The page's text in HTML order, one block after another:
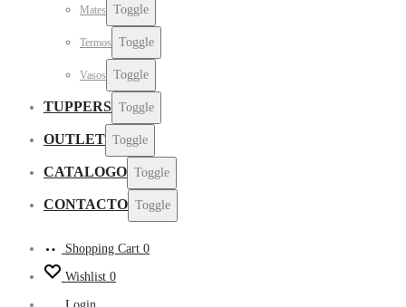
Mates Toggle
Termos Toggle
Vasos Toggle
TUPPERS Toggle
OUTLET Toggle
CATALOGO Toggle
CONTACTO Toggle
Shopping Cart 0
Wishlist 0